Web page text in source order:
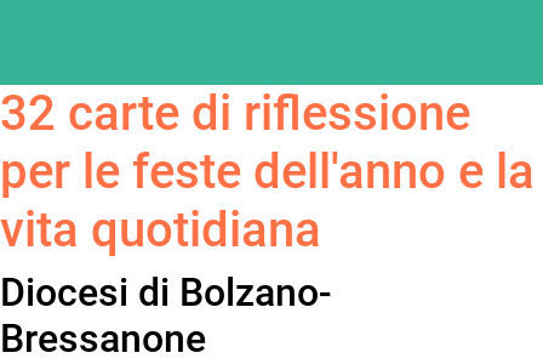
32 carte di riflessione
per le feste dell'anno e la
vita quotidiana
Diocesi di Bolzano-
Bressanone